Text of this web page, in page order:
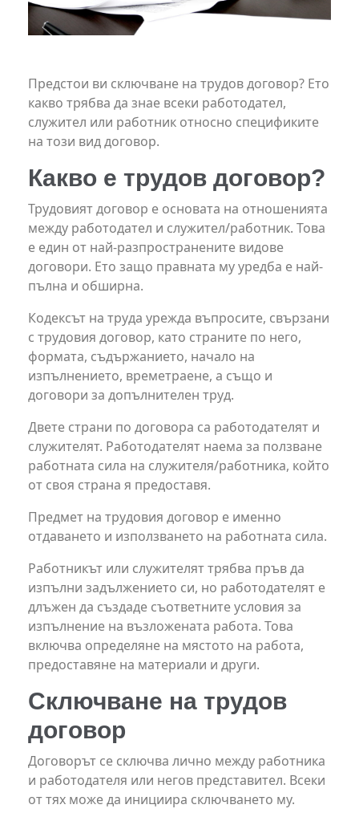
Предстои ви сключване на трудов договор? Ето
какво трябва да знае всеки работодател,
служител или работник относно спецификите
на този вид договор.
Какво е трудов договор?
Трудовият договор е основата на отношенията
между работодател и служител/работник. Това
е един от най-разпространените видове
договори. Ето защо правната му уредба е най-
пълна и обширна.
Кодексът на труда урежда въпросите, свързани
с трудовия договор, като страните по него,
формата, съдържанието, начало на
изпълнението, времетраене, а също и
договори за допълнителен труд.
Двете страни по договора са работодателят и
служителят. Работодателят наема за ползване
работната сила на служителя/работника, който
от своя страна я предоставя.
Предмет на трудовия договор е именно
отдаването и използването на работната сила.
Работникът или служителят трябва пръв да
изпълни задължението си, но работодателят е
длъжен да създаде съответните условия за
изпълнение на възложената работа. Това
включва определяне на мястото на работа,
предоставяне на материали и други.
Сключване на трудов
договор
Договорът се сключва лично между работника
и работодателя или негов представител. Всеки
от тях може да инициира сключването му.